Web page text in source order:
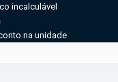
incalculável
na unidade